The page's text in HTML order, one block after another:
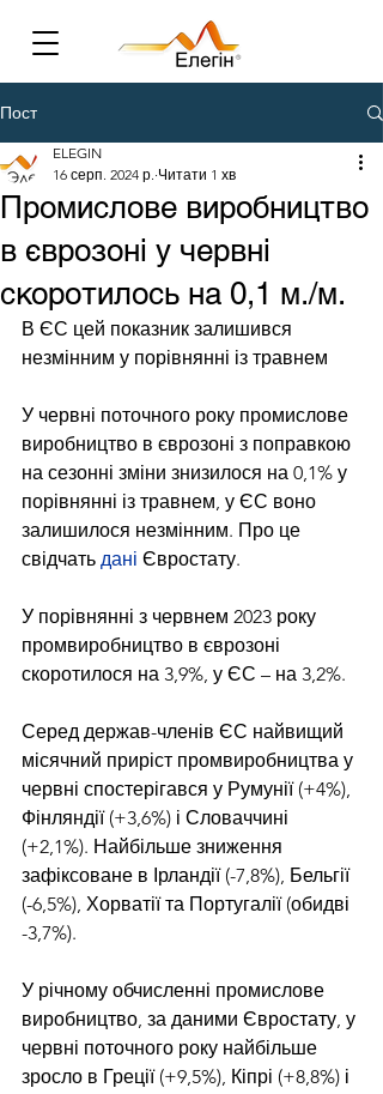
Пост
Промислове виробництво
в єврозоні у червні
скоротилось на 0,1 м./м.
ELEGIN
16 серп. 2024 р. Читати 1 хв
В ЄС цей показник залишився
незмінним у порівнянні із травнем
У червні поточного року промислове
виробництво в єврозоні з поправкою
на сезонні зміни знизилося на 0,1% у
порівнянні із травнем, у ЄС воно
залишилося незмінним. Про це
свідчать дані Євростату.
У порівнянні з червнем 2023 року
промвиробництво в єврозоні
скоротилося на 3,9%, у ЄС – на 3,2%.
Серед держав-членів ЄС найвищий
місячний приріст промвиробництва у
червні спостерігався у Румунії (+4%),
Фінляндії (+3,6%) і Словаччині
(+2,1%). Найбільше зниження
зафіксоване в Ірландії (-7,8%), Бельгії
(-6,5%), Хорватії та Португалії (обидві
-3,7%).
У річному обчисленні промислове
виробництво, за даними Євростату, у
червні поточного року найбільше
зросло в Греції (+9,5%), Кіпрі (+8,8%) і